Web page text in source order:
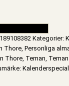
Kategorier:
Thore Personliga
Thore Teman